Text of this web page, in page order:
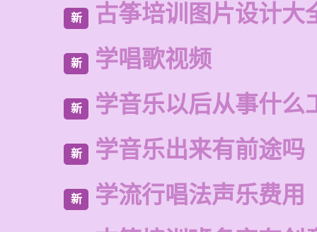
新 古筝培训图片设计大
新 学唱歌视频
新 学音乐以后从事什么
新 学音乐出来有前途吗
新
学流行唱法声乐费用